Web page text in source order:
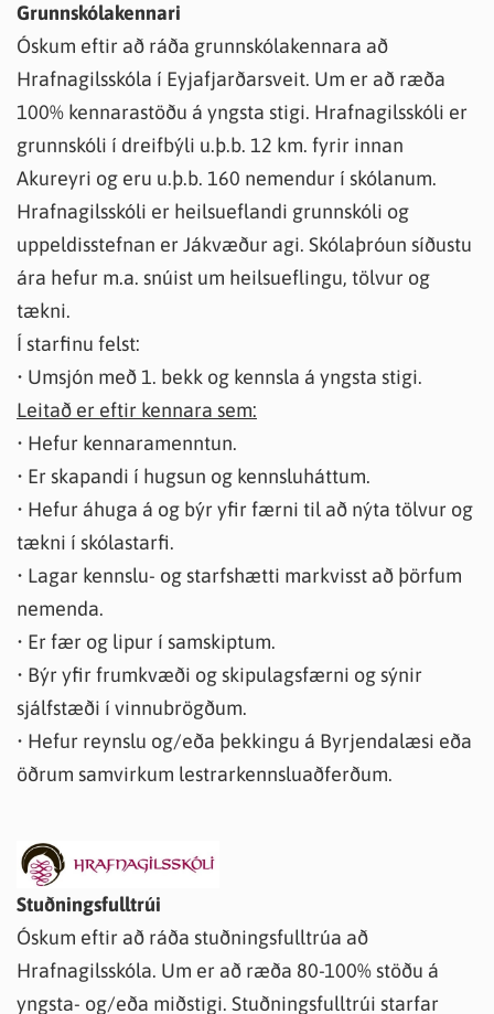
Grunnskólakennari
Óskum eftir að ráða grunnskólakennara að
Hrafnagilsskóla í Eyjafjarðarsveit. Um er að ræða
100% kennarastöðu á yngsta stigi. Hrafnagilsskóli er
grunnskóli í dreifbýli u.þ.b. 12 km. fyrir innan
Akureyri og eru u.þ.b. 160 nemendur í skólanum.
Hrafnagilsskóli er heilsueflandi grunnskóli og
uppeldisstefnan er Jákvæður agi. Skólaþróun síðustu
ára hefur m.a. snúist um heilsueflingu, tölvur og
tækni.
Í starfinu felst:
• Umsjón með 1. bekk og kennsla á yngsta stigi.
Leitað er eftir kennara sem:
• Hefur kennaramenntun.
• Er skapandi í hugsun og kennsluháttum.
• Hefur áhuga á og býr yfir færni til að nýta tölvur og
tækni í skólastarfi.
• Lagar kennslu- og starfshætti markvisst að þörfum
nemenda.
• Er fær og lipur í samskiptum.
• Býr yfir frumkvæði og skipulagsfærni og sýnir
sjálfstæði í vinnubrögðum.
• Hefur reynslu og/eða þekkingu á Byrjendalæsi eða
öðrum samvirkum lestrarkennsluaðferðum.
Stuðningsfulltrúi
Óskum eftir að ráða stuðningsfulltrúa að
Hrafnagilsskóla. Um er að ræða 80-100% stöðu á
yngsta- og/eða miðstigi. Stuðningsfulltrúi starfar